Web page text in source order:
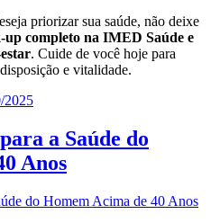
priorizar sua saúde, não deixe
up completo na IMED Saúde e
. Cuide de você hoje para
e vitalidade.
2025
a Saúde do
Anos